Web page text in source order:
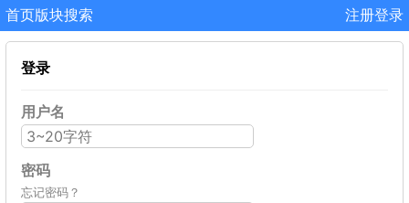
首页版块搜索 注册登录
登录
用户名
密码
忘记密码？